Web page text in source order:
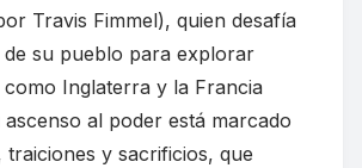
Travis Fimmel), quien desafía
de su pueblo para explorar
Inglaterra y la Francia
ascenso al poder está marcado
y sacrificios, que